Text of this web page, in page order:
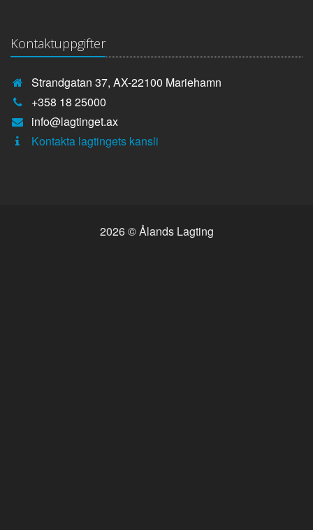
Kontaktuppgifter
Strandgatan 37, AX-22100 Mariehamn
Telefonnummer:
+358 18 25000
E-
post:
info@lagtinget.ax
Fler:
Kontakta lagtingets kansli
2026 © Ålands Lagting